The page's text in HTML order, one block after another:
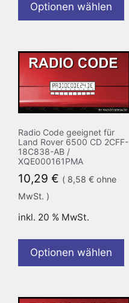
Optionen wählen
Radio Code geeignet für
Land Rover 6500 CD 2CFF-
18C838-AB /
XQE000161PMA
10,29 € ( 8,58 € ohne
MwSt. )
inkl. 20 % MwSt.
Optionen wählen